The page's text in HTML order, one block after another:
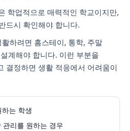
학업적으로 매력적인 학교이지만,
드시 확인해야 합니다.
하려면 홈스테이, 통학, 주말
계해야 합니다. 이런 부분을
결정하면 생활 적응에서 어려움이
는 학생
리를 원하는 경우